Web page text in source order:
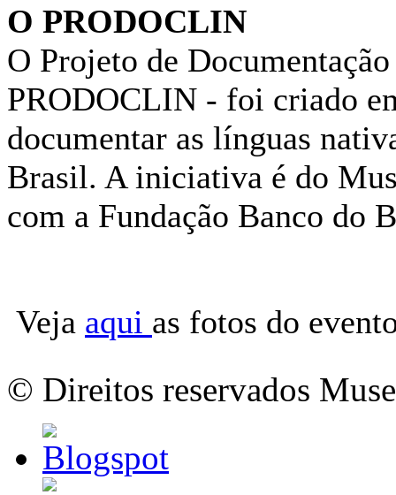
O PRODOCLIN
O Projeto de
PRODOCLIN - foi criado
documentar as línguas
Brasil. A iniciativa é do
com a Fundação Banco do
Veja aqui as fotos do
© Direitos reservados